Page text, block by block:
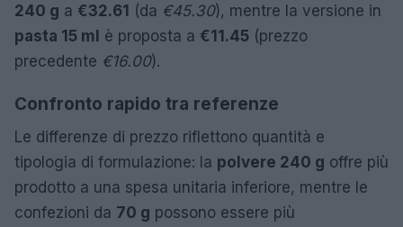
240 g a €32.61 (da €45.30), mentre la versione in
pasta 15 ml è proposta a €11.45 (prezzo
precedente €16.00).
Confronto rapido tra referenze
Le differenze di prezzo riflettono quantità e
tipologia di formulazione: la polvere 240 g offre più
prodotto a una spesa unitaria inferiore, mentre le
confezioni da 70 g possono essere più